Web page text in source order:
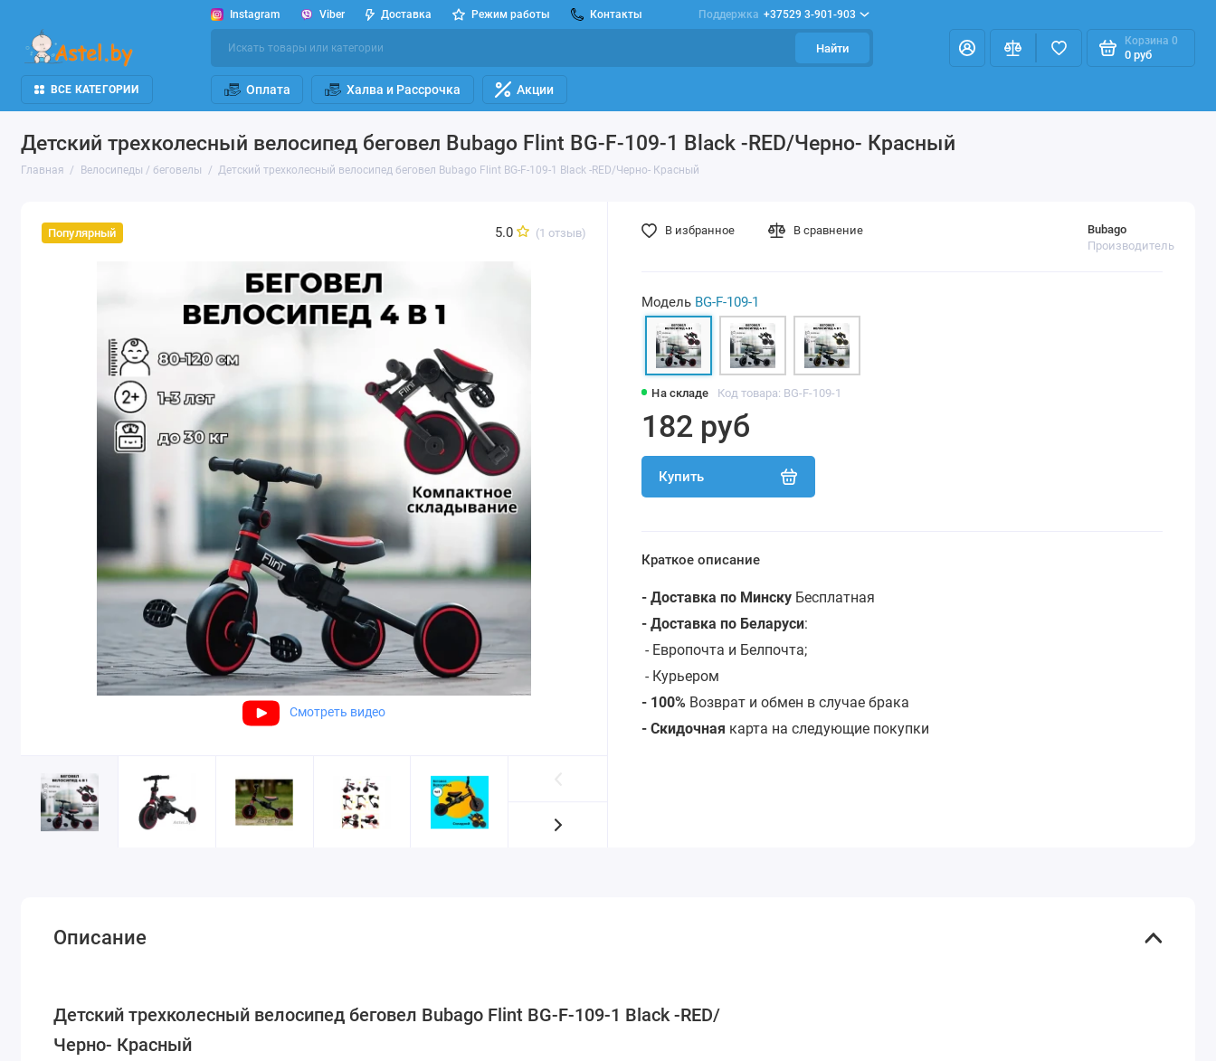
Instagram Viber Доставка Режим работы Контакты Поддержка +37529 3-901-903
Найти
Корзина 0
0 руб
ВСЕ КАТЕГОРИИ Оплата Халва и Рассрочка Акции
Детский трехколесный велосипед беговел Bubago Flint BG-F-109-1 Black -RED/Черно- Красный
Главная Велосипеды / беговелы Детский трехколесный велосипед беговел Bubago Flint BG-F-109-1 Black -RED/Черно- Красный
Популярный 5.0 (1 отзыв)
Смотреть видео
На складе Код товара: BG-F-109-1
Bubago
Производитель
182 руб
Купить
В избранное В сравнение
Модель BG-F-109-1
Краткое описание
- Доставка по МинскуБесплатная
- Доставка по Беларуси:
- Европочта и Белпочта;
- Курьером
- 100% Возврат и обмен в случае брака
- Скидочная карта на следующие покупки
Описание
Детский трехколесный велосипед беговел Bubago Flint BG-F-109-1 Black -RED/
Черно- Красный